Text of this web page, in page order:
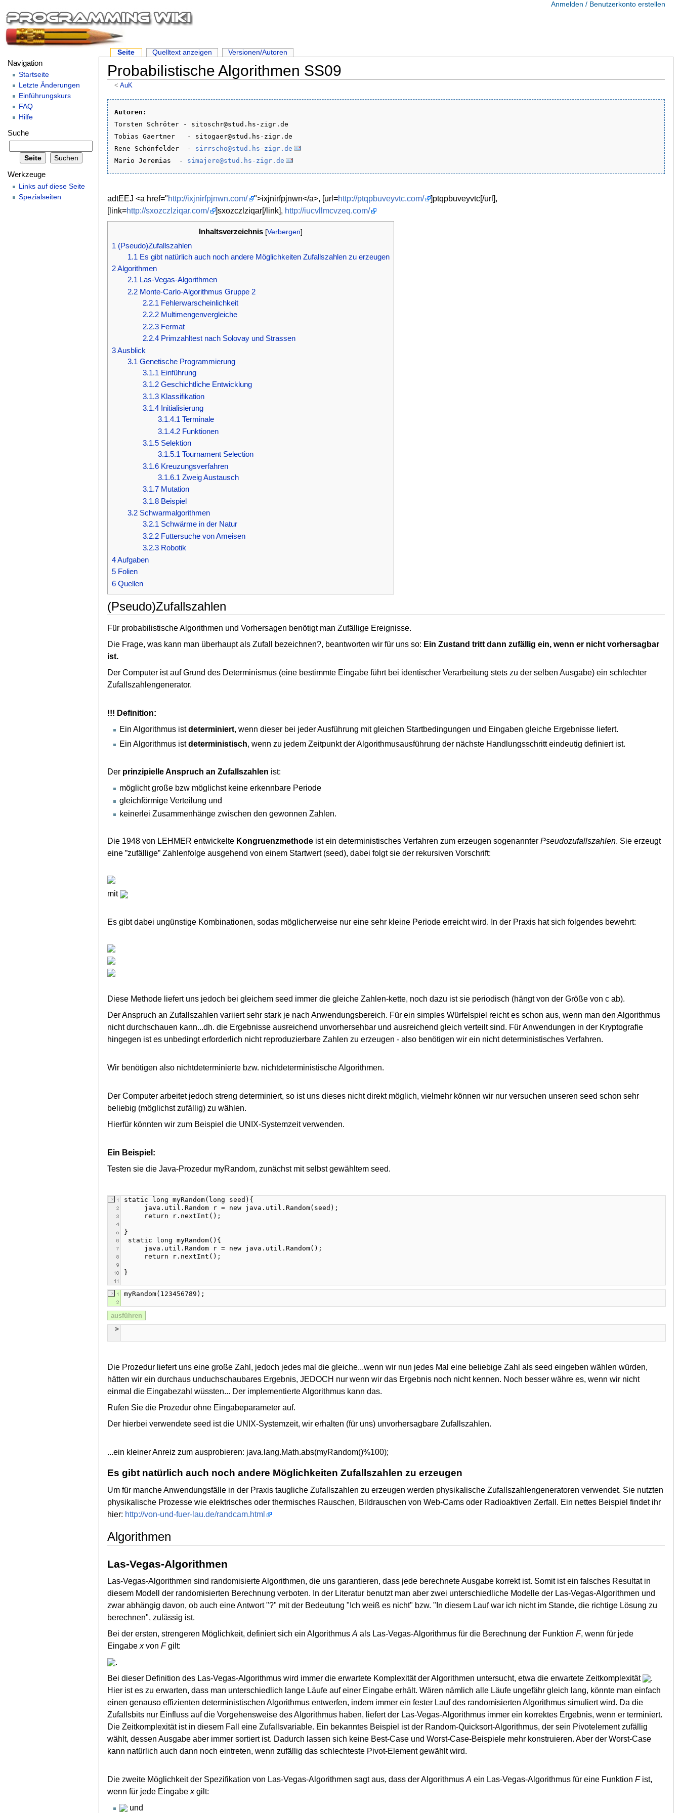
Probabilistische Algorithmen SS09
< AuK
Autoren:
Torsten Schröter - sitoschr@stud.hs-zigr.de
Tobias Gaertner   - sitogaer@stud.hs-zigr.de
Rene Schönfelder  - sirrscho@stud.hs-zigr.de
Mario Jeremias  - simajere@stud.hs-zigr.de
adtEEJ <a href="http://ixjnirfpjnwn.com/ ">ixjnirfpjnwn</a>, [url=http://ptqpbuveyvtc.com/
]ptqpbuveyvtc[/url],
[link=http://sxozczlziqar.com/ ]sxozczlziqar[/link], http://iucvllmcvzeq.com/
Inhaltsverzeichnis [Verbergen]
1 (Pseudo)Zufallszahlen
1.1 Es gibt natürlich auch noch andere Möglichkeiten Zufallszahlen zu erzeugen
2Algorithmen
2.1 Las-Vegas-Algorithmen
2.2 Monte-Carlo-Algorithmus Gruppe 2
2.2.1 Fehlerwarscheinlichkeit
2.2.2 Multimengenvergleiche
2.2.3 Fermat
2.2.4 Primzahltest nach Solovay und Strassen
3Ausblick
3.1 Genetische Programmierung
3.1.1 Einführung
3.1.2 Geschichtliche Entwicklung
3.1.3 Klassifikation
3.1.4 Initialisierung
3.1.4.1 Terminale
3.1.4.2 Funktionen
3.1.5 Selektion
3.1.5.1 Tournament Selection
3.1.6 Kreuzungsverfahren
3.1.6.1 Zweig Austausch
3.1.7 Mutation
3.1.8 Beispiel
3.2 Schwarmalgorithmen
3.2.1 Schwärme in der Natur
3.2.2 Futtersuche von Ameisen
3.2.3 Robotik
4Aufgaben
5 Folien
6 Quellen
(Pseudo)Zufallszahlen
Für probabilistische Algorithmen und Vorhersagen benötigt man Zufällige Ereignisse.
Die Frage, was kann man überhaupt als Zufall bezeichnen?, beantworten wir für uns so: Ein Zustand tritt dann zufällig ein, wenn er nicht vorhersagbar
ist.
Der Computer ist auf Grund des Determinismus (eine bestimmte Eingabe führt bei identischer Verarbeitung stets zu der selben Ausgabe) ein schlechter
Zufallszahlengenerator.
!!! Definition:
Ein Algorithmus istdeterminiert, wenn dieser bei jeder Ausführung mit gleichen Startbedingungen und Eingaben gleiche Ergebnisse liefert.
Ein Algorithmus istdeterministisch, wenn zu jedem Zeitpunkt der Algorithmusausführung der nächste Handlungsschritt eindeutig definiert ist.
Der prinzipielle Anspruch an Zufallszahlen ist:
möglicht große bzw möglichst keine erkennbare Periode
gleichförmige Verteilung und
keinerlei Zusammenhänge zwischen den gewonnen Zahlen.
Die 1948 von LEHMER entwickelte Kongruenzmethode ist ein deterministisches Verfahren zum erzeugen sogenannterPseudozufallszahlen. Sie erzeugt
eine ”zufällige” Zahlenfolge ausgehend von einem Startwert (seed), dabei folgt sie der rekursiven Vorschrift:
mit
Es gibt dabei ungünstige Kombinationen, sodas möglicherweise nur eine sehr kleine Periode erreicht wird. In der Praxis hat sich folgendes bewehrt:
Diese Methode liefert uns jedoch bei gleichem seed immer die gleiche Zahlen-kette, noch dazu ist sie periodisch (hängt von der Größe von c ab).
Der Anspruch an Zufallszahlen variiert sehr stark je nach Anwendungsbereich. Für ein simples Würfelspiel reicht es schon aus, wenn man den Algorithmus
nicht durchschauen kann...dh. die Ergebnisse ausreichend unvorhersehbar und ausreichend gleich verteilt sind. Für Anwendungen in der Kryptografie
hingegen ist es unbedingt erforderlich nicht reproduzierbare Zahlen zu erzeugen - also benötigen wir ein nicht deterministisches Verfahren.
Wir benötigen also nichtdeterminierte bzw. nichtdeterministische Algorithmen.
Der Computer arbeitet jedoch streng determiniert, so ist uns dieses nicht direkt möglich, vielmehr können wir nur versuchen unseren seed schon sehr
beliebig (möglichst zufällig) zu wählen.
Hierfür könnten wir zum Beispiel die UNIX-Systemzeit verwenden.
Ein Beispiel:
Testen sie die Java-Prozedur myRandom, zunächst mit selbst gewähltem seed.
ausführen
Die Prozedur liefert uns eine große Zahl, jedoch jedes mal die gleiche...wenn wir nun jedes Mal eine beliebige Zahl als seed eingeben wählen würden,
hätten wir ein durchaus unduchschaubares Ergebnis, JEDOCH nur wenn wir das Ergebnis noch nicht kennen. Noch besser währe es, wenn wir nicht
einmal die Eingabezahl wüssten... Der implementierte Algorithmus kann das.
Rufen Sie die Prozedur ohne Eingabeparameter auf.
Der hierbei verwendete seed ist die UNIX-Systemzeit, wir erhalten (für uns) unvorhersagbare Zufallszahlen.
...ein kleiner Anreiz zum ausprobieren: java.lang.Math.abs(myRandom()%100);
Es gibt natürlich auch noch andere Möglichkeiten Zufallszahlen zu erzeugen
Um für manche Anwendungsfälle in der Praxis taugliche Zufallszahlen zu erzeugen werden physikalische Zufallszahlengeneratoren verwendet. Sie nutzten
physikalische Prozesse wie elektrisches oder thermisches Rauschen, Bildrauschen von Web-Cams oder Radioaktiven Zerfall. Ein nettes Beispiel findet ihr
hier: http://von-und-fuer-lau.de/randcam.html
Algorithmen
Las-Vegas-Algorithmen
Las-Vegas-Algorithmen sind randomisierte Algorithmen, die uns garantieren, dass jede berechnete Ausgabe korrekt ist. Somit ist ein falsches Resultat in
diesem Modell der randomisierten Berechnung verboten. In der Literatur benutzt man aber zwei unterschiedliche Modelle der Las-Vegas-Algorithmen und
zwar abhängig davon, ob auch eine Antwort "?" mit der Bedeutung "Ich weiß es nicht" bzw. "In diesem Lauf war ich nicht im Stande, die richtige Lösung zu
berechnen", zulässig ist.
Bei der ersten, strengeren Möglichkeit, definiert sich ein AlgorithmusA als Las-Vegas-Algorithmus für die Berechnung der FunktionF, wenn für jede
EingabexvonFgilt:
.
Bei dieser Definition des Las-Vegas-Algorithmus wird immer die erwartete Komplexität der Algorithmen untersucht, etwa die erwartete Zeitkomplexität
.
Hier ist es zu erwarten, dass man unterschiedlich lange Läufe auf einer Eingabe erhält. Wären nämlich alle Läufe ungefähr gleich lang, könnte man einfach
einen genauso effizienten deterministischen Algorithmus entwerfen, indem immer ein fester Lauf des randomisierten Algorithmus simuliert wird. Da die
Zufallsbits nur Einfluss auf die Vorgehensweise des Algorithmus haben, liefert der Las-Vegas-Algorithmus immer ein korrektes Ergebnis, wenn er terminiert.
Die Zeitkomplexität ist in diesem Fall eine Zufallsvariable. Ein bekanntes Beispiel ist der Random-Quicksort-Algorithmus, der sein Pivotelement zufällig
wählt, dessen Ausgabe aber immer sortiert ist. Dadurch lassen sich keine Best-Case und Worst-Case-Beispiele mehr konstruieren. Aber der Worst-Case
kann natürlich auch dann noch eintreten, wenn zufällig das schlechteste Pivot-Element gewählt wird.
Die zweite Möglichkeit der Spezifikation von Las-Vegas-Algorithmen sagt aus, dass der AlgorithmusA ein Las-Vegas-Algorithmus für eine FunktionFist,
wenn für jede Eingabexgilt:
und
Seite Quelltext anzeigen Versionen/Autoren
Anmelden / Benutzerkonto erstellen
Navigation
Startseite
Letzte Änderungen
Einführungskurs
FAQ
Hilfe
Suche
Werkzeuge
Links auf diese Seite
Spezialseiten